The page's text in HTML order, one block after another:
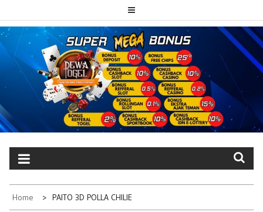
content
PAITO TOTO
DEWATOGEL
Portal berita dewatogel update setiap hari
Home PAITO 3D POLLA CHILIE